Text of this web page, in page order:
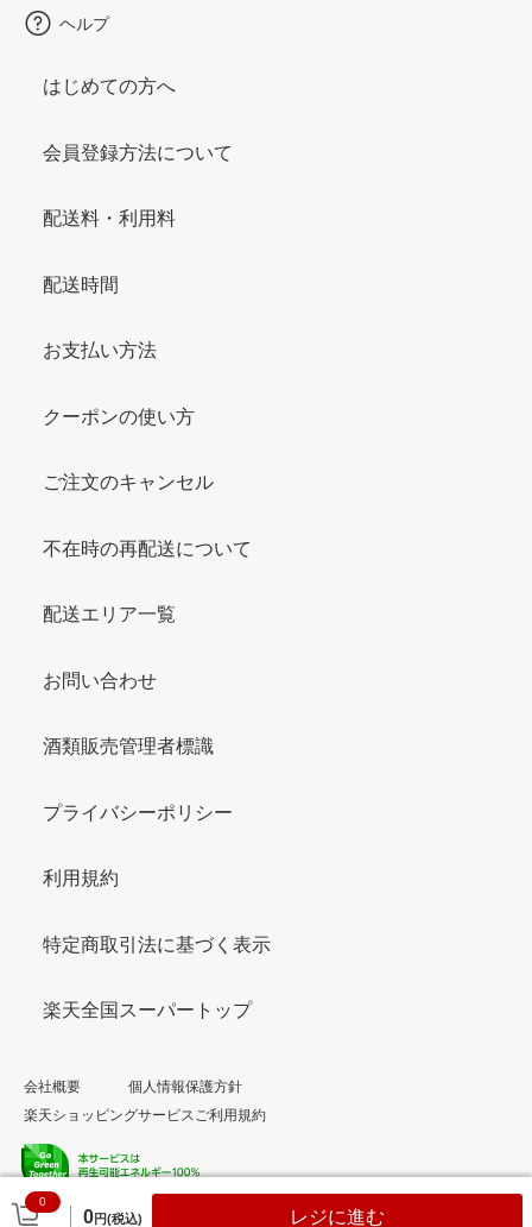
0
0円(税込) レジに進む
ヘルプ
はじめての方へ
会員登録方法について
配送料・利用料
配送時間
お支払い方法
クーポンの使い方
ご注文のキャンセル
不在時の再配送について
配送エリア一覧
お問い合わせ
酒類販売管理者標識
プライバシーポリシー
利用規約
特定商取引法に基づく表示
楽天全国スーパートップ
会社概要
個人情報保護方針
楽天ショッピングサービスご利用規約
© Rakuten Group, Inc.